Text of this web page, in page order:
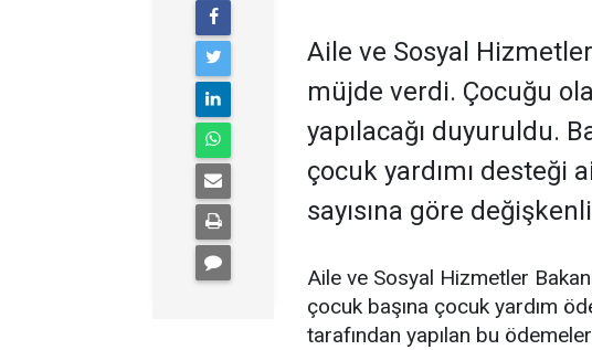
Aile ve Sosyal
müjde verdi. Çocuğu
yapılacağı duyuruldu.
çocuk yardımı desteği
sayısına göre
Aile ve Sosyal Hizmetler
çocuk başına çocuk yardım
tarafından yapılan bu ödemeler